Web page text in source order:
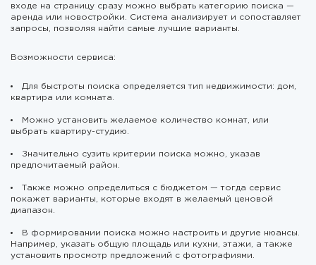
входе на страницу сразу можно выбрать категорию поиска —
аренда или новостройки. Система анализирует и сопоставляет
запросы, позволяя найти самые лучшие варианты.
Возможности сервиса:
Для быстроты поиска определяется тип недвижимости: дом,
квартира или комната.
Можно установить желаемое количество комнат, или
выбрать квартиру-студию.
Значительно сузить критерии поиска можно, указав
предпочитаемый район.
Также можно определиться с бюджетом — тогда сервис
покажет варианты, которые входят в желаемый ценовой
диапазон.
В формировании поиска можно настроить и другие нюансы.
Например, указать общую площадь или кухни, этажи, а также
установить просмотр предложений с фотографиями.